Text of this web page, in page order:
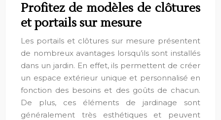
Profitez de modèles de clôtures
et portails sur mesure
Les portails et clôtures sur mesure présentent
de nombreux avantages lorsqu’ils sont installés
dans un jardin. En effet, ils permettent de créer
un espace extérieur unique et personnalisé en
fonction des besoins et des goûts de chacun.
De plus, ces éléments de jardinage sont
généralement très esthétiques et peuvent